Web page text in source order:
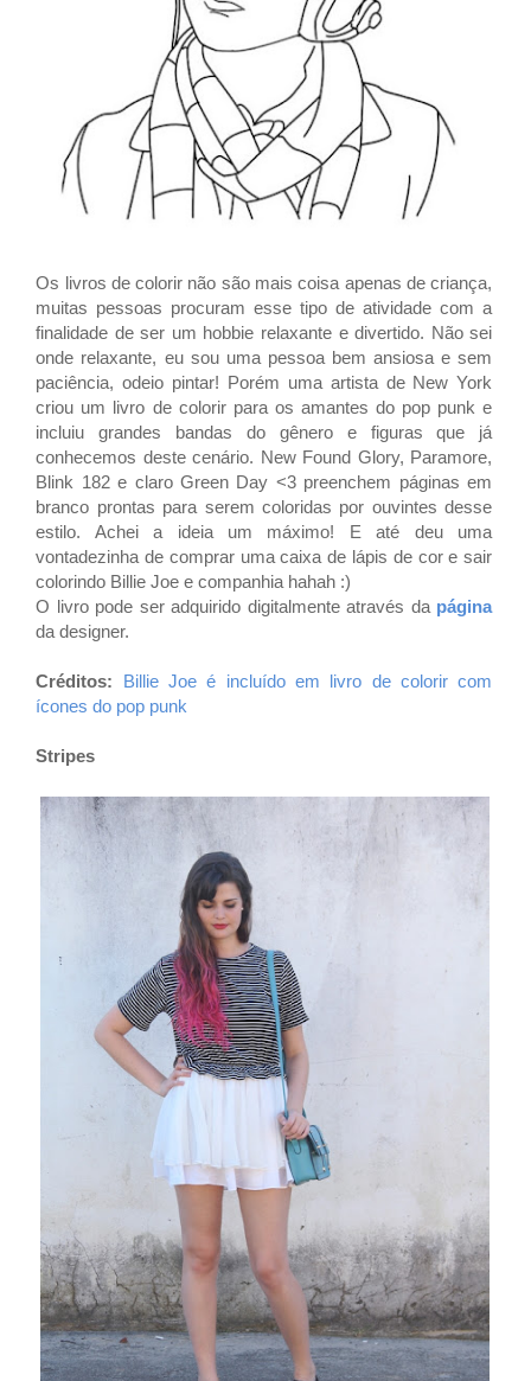
Os livros de colorir não são mais coisa apenas de criança,
muitas pessoas procuram esse tipo de atividade com a
finalidade de ser um hobbie relaxante e divertido. Não sei
onde relaxante, eu sou uma pessoa bem ansiosa e sem
paciência, odeio pintar! Porém uma artista de New York
criou um livro de colorir para os amantes do pop punk e
incluiu grandes bandas do gênero e figuras que já
conhecemos deste cenário. New Found Glory, Paramore,
Blink 182 e claro Green Day <3 preenchem páginas em
branco prontas para serem coloridas por ouvintes desse
estilo. Achei a ideia um máximo! E até deu uma
vontadezinha de comprar uma caixa de lápis de cor e sair
colorindo Billie Joe e companhia hahah :)
O livro pode ser adquirido digitalmente através da página
da designer.
Créditos:
Billie Joe é incluído em livro de colorir com
ícones do pop punk
Stripes